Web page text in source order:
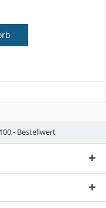
Bestellwert